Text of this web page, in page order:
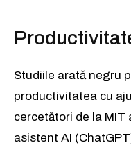
Studiile arată negru
productivitatea cu
cercetători de la
asistent AI